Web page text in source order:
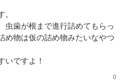
。
虫歯が根まで進行詰めてもらっ
め物は仮の詰め物みたいなやつ
いですよ！
0